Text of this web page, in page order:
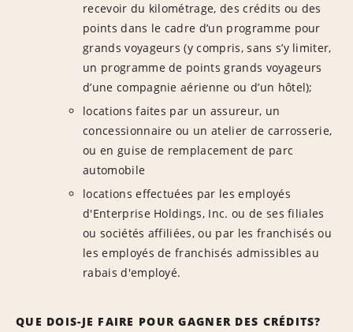
recevoir du kilométrage, des crédits ou des
points dans le cadre d’un programme pour
grands voyageurs (y compris, sans s’y limiter,
un programme de points grands voyageurs
d’une compagnie aérienne ou d’un hôtel);
locations faites par un assureur, un
concessionnaire ou un atelier de carrosserie,
ou en guise de remplacement de parc
automobile
locations effectuées par les employés
d'Enterprise Holdings, Inc. ou de ses filiales
ou sociétés affiliées, ou par les franchisés ou
les employés de franchisés admissibles au
rabais d'employé.
QUE DOIS-JE FAIRE POUR GAGNER DES CRÉDITS?